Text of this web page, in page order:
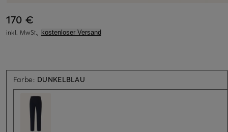
170 €
inkl. MwSt., kostenloser Versand
Farbe: DUNKELBLAU